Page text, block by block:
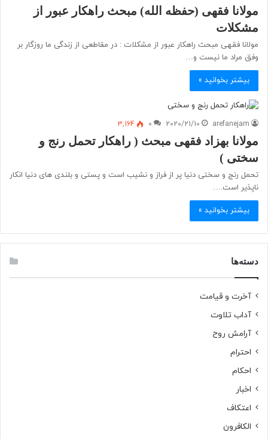
مولانا فقهی (حفظه الله) مبحث راهکار عبور از
مشکلات
مولانا فقهی مبحث راهکار عبور از مشکلات : در مقاطعی از زندگی ما روزگار بر
وفق مراد ما نیست و…
بیشتر بخوانید »
arefanejam
2020/21/10
0
3,164
مولانا بهزاد فقهی مبحث ( راهکار تحمل رنج و
سختی )
تحمل رنج و سختی دنیا پر از فراز و نشیب است و پستی و بلندی های دنیا انکار
ناپذیر است.…
بیشتر بخوانید »
دسته‌ها
آخرت و قیامت
آداب تلاوت
آرامش روح
احترام
احکام
اخبار
اعتکاف
الکافرون